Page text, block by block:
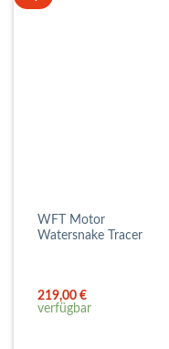
WFT Motor
Watersnake Tracer
219,00€
verfügbar